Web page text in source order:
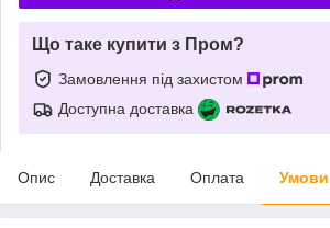
Що таке купити з Пром?
Замовлення під захистом
Доступна доставка
Опис Доставка Оплата Умови